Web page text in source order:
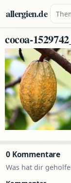
Zum Inhalt
allergien.de
cocoa-
0 Kommentare
Was hat dir